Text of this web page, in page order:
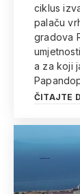
ciklus
palaču
gradova
a za koji
ČITAJTE